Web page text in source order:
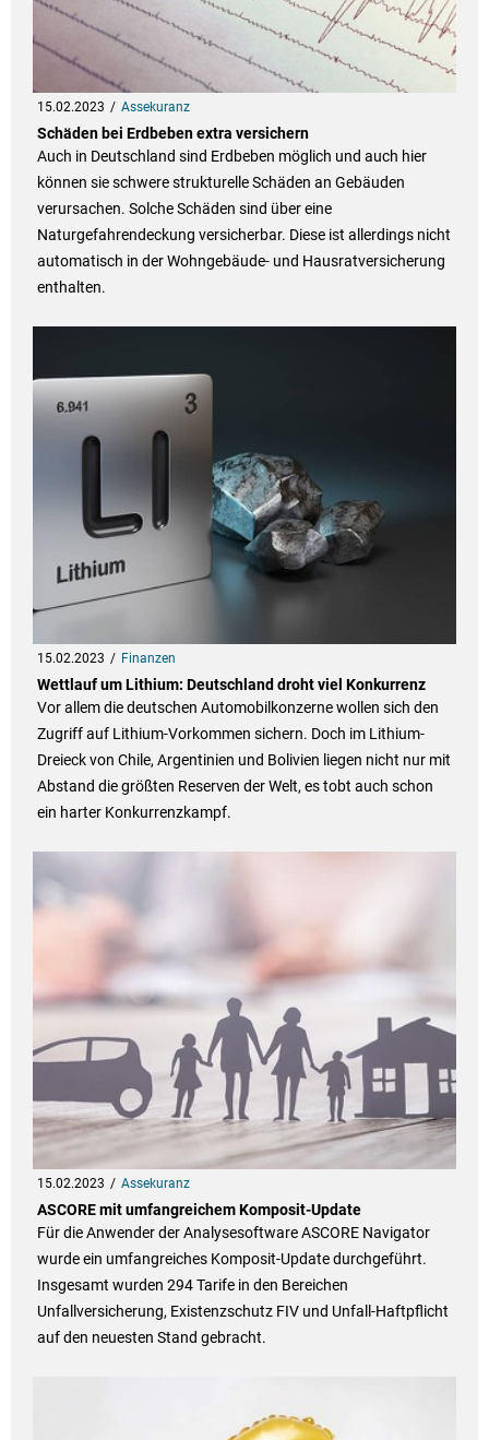
15.02.2023 Assekuranz
Schäden bei Erdbeben extra versichern
Auch in Deutschland sind Erdbeben möglich und auch hier
können sie schwere strukturelle Schäden an Gebäuden
verursachen. Solche Schäden sind über eine
Naturgefahrendeckung versicherbar. Diese ist allerdings nicht
automatisch in der Wohngebäude- und Hausratversicherung
enthalten.
15.02.2023 Finanzen
Wettlauf um Lithium: Deutschland droht viel Konkurrenz
Vor allem die deutschen Automobilkonzerne wollen sich den
Zugriff auf Lithium-Vorkommen sichern. Doch im Lithium-
Dreieck von Chile, Argentinien und Bolivien liegen nicht nur mit
Abstand die größten Reserven der Welt, es tobt auch schon
ein harter Konkurrenzkampf.
15.02.2023 Assekuranz
ASCORE mit umfangreichem Komposit-Update
Für die Anwender der Analysesoftware ASCORE Navigator
wurde ein umfangreiches Komposit-Update durchgeführt.
Insgesamt wurden 294 Tarife in den Bereichen
Unfallversicherung, Existenzschutz FIV und Unfall-Haftpflicht
auf den neuesten Stand gebracht.